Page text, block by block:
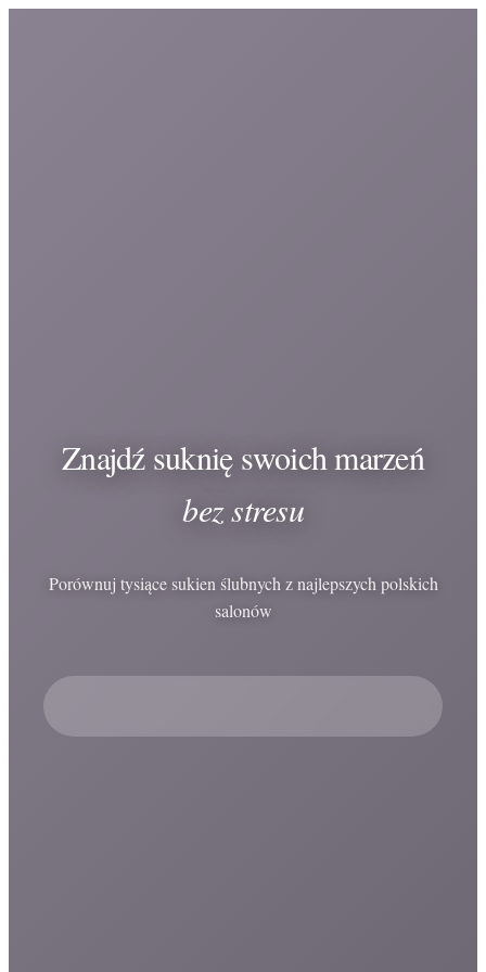
Znajdź suknię swoich marzeń
bez stresu
Porównuj tysiące sukien ślubnych z najlepszych polskich
salonów